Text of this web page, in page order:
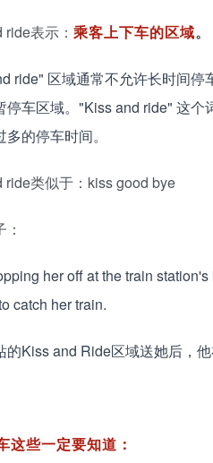
表示： 乘客上下车的区域。
ride" 区域通常不允许长时间
停车区域。"Kiss and ride" 这
的停车时间。
ride类似于：kiss good bye
her off at the train
catch her train.
的Kiss and Ride区域送她后，
这些一定要知道：